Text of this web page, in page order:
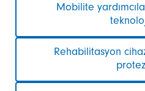
Mobilite
Rehabilitasyon